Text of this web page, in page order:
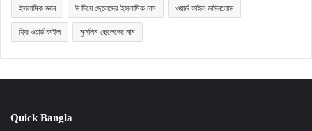
ইসলামিক জ্ঞান উ দিয়ে ছেলেদের ইসলামিক নাম ওয়ার্ড ফাইল ডাউনলোড
ফ্রি ওয়ার্ড ফাইল মুসলিম ছেলেদের নাম
Quick Bangla